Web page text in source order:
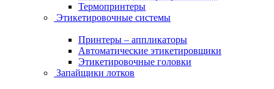
Термопринтеры
Этикетировочные системы
Принтеры – аппликаторы
Автоматические этикетировщики
Этикетировочные головки
Запайщики лотков